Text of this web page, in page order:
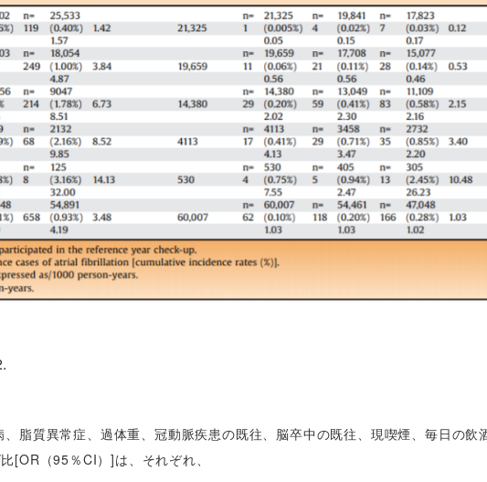
脂質異常症、過体重、冠動脈疾患の既往、脳卒中の既往、現喫煙、毎日の飲
[OR（95％CI）]は、それぞれ、